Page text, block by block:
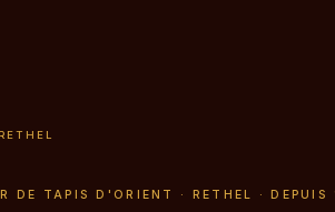
RETHEL
DE TAPIS D'ORIENT · RETHEL · DEPUIS